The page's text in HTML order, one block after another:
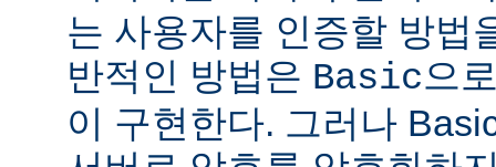
는 사용자를 인증할 방법
반적인 방법은 Basic으
이 구현한다. 그러나